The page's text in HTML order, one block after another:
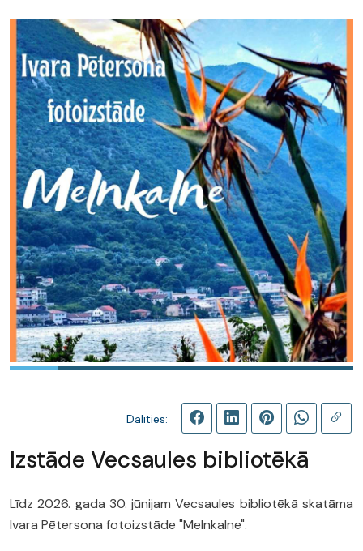
Dalīties:
Izstāde Vecsaules bibliotēkā
Līdz 2026. gada 30. jūnijam Vecsaules bibliotēkā skatāma
Ivara Pētersona fotoizstāde "Melnkalne".